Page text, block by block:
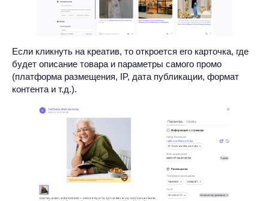
Если кликнуть на креатив, то откроется его карточка, где
будет описание товара и параметры самого промо
(платформа размещения, IP, дата публикации, формат
контента и т.д.).